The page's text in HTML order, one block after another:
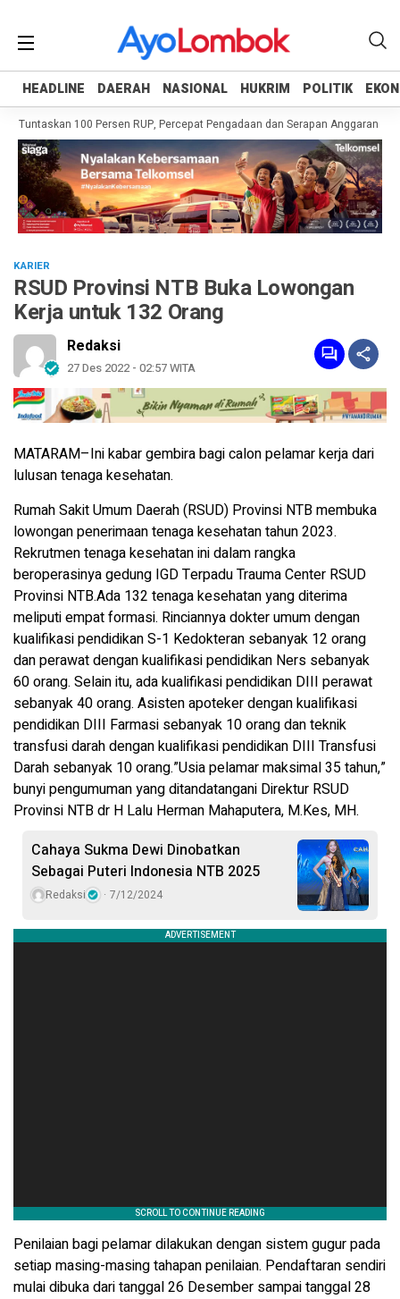
HEADLINE DAERAH NASIONAL HUKRIM POLITIK
HEADLINE DAERAH NASIONAL HUKRIM POLITIK
Tuntaskan 100 Persen RUP, Percepat Pengadaan dan Serapan Anggaran
KARIER
RSUD Provinsi NTB Buka Lowongan
Kerja untuk 132 Orang
Redaksi
27 Des 2022 - 02:57 WITA
MATARAM–Ini kabar gembira bagi calon pelamar kerja dari
lulusan tenaga kesehatan.
Rumah Sakit Umum Daerah (RSUD) Provinsi NTB membuka
lowongan penerimaan tenaga kesehatan tahun 2023.
Rekrutmen tenaga kesehatan ini dalam rangka
beroperasinya gedung IGD Terpadu Trauma Center RSUD
Provinsi NTB.Ada 132 tenaga kesehatan yang diterima
meliputi empat formasi. Rinciannya dokter umum dengan
kualifikasi pendidikan S-1 Kedokteran sebanyak 12 orang
dan perawat dengan kualifikasi pendidikan Ners sebanyak
60 orang. Selain itu, ada kualifikasi pendidikan DIII perawat
sebanyak 40 orang. Asisten apoteker dengan kualifikasi
pendidikan DIII Farmasi sebanyak 10 orang dan teknik
transfusi darah dengan kualifikasi pendidikan DIII Transfusi
Darah sebanyak 10 orang.”Usia pelamar maksimal 35 tahun,”
bunyi pengumuman yang ditandatangani Direktur RSUD
Provinsi NTB dr H Lalu Herman Mahaputera, M.Kes, MH.
Cahaya Sukma Dewi Dinobatkan
Sebagai Puteri Indonesia NTB 2025
Redaksi 7/12/2024
Penilaian bagi pelamar dilakukan dengan sistem gugur pada
setiap masing-masing tahapan penilaian. Pendaftaran sendiri
mulai dibuka dari tanggal 26 Desember sampai tanggal 28